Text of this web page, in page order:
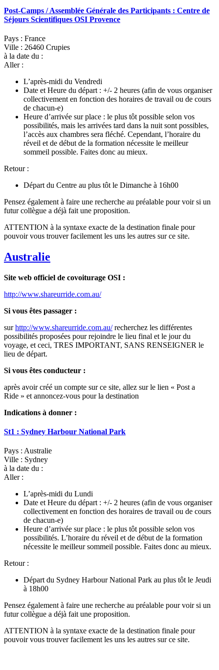
Post-Camps / Assemblée Générale des Participants : Centre de
Séjours Scientifiques OSI Provence
Pays : France
Ville : 26460 Crupies
à la date du :
Aller :
L’après-midi du Vendredi
Date et Heure du départ : +/- 2 heures (afin de vous organiser
collectivement en fonction des horaires de travail ou de cours
de chacun-e)
Heure d’arrivée sur place : le plus tôt possible selon vos
possibilités, mais les arrivées tard dans la nuit sont possibles,
l’accès aux chambres sera fléché. Cependant, l’horaire du
réveil et de début de la formation nécessite le meilleur
sommeil possible. Faites donc au mieux.
Retour :
Départ du Centre au plus tôt le Dimanche à 16h00
Pensez également à faire une recherche au préalable pour voir si un
futur collègue a déjà fait une proposition.
ATTENTION à la syntaxe exacte de la destination finale pour
pouvoir vous trouver facilement les uns les autres sur ce site.
Australie
Site web officiel de covoiturage OSI :
http://www.shareurride.com.au/
Si vous êtes passager :
surhttp://www.shareurride.com.au/recherchez les différentes
possibilités proposées pour rejoindre le lieu final et le jour du
voyage, et ceci, TRES IMPORTANT, SANS RENSEIGNER le
lieu de départ.
Si vous êtes conducteur :
après avoir créé un compte sur ce site, allez sur le lien « Post a
Ride » et annoncez-vous pour la destination
Indications à donner :
St1 : Sydney Harbour National Park
Pays : Australie
Ville : Sydney
à la date du :
Aller :
L’après-midi du Lundi
Date et Heure du départ : +/- 2 heures (afin de vous organiser
collectivement en fonction des horaires de travail ou de cours
de chacun-e)
Heure d’arrivée sur place : le plus tôt possible selon vos
possibilités. L’horaire du réveil et de début de la formation
nécessite le meilleur sommeil possible. Faites donc au mieux.
Retour :
Départ du Sydney Harbour National Park au plus tôt le Jeudi
à 18h00
Pensez également à faire une recherche au préalable pour voir si un
futur collègue a déjà fait une proposition.
ATTENTION à la syntaxe exacte de la destination finale pour
pouvoir vous trouver facilement les uns les autres sur ce site.